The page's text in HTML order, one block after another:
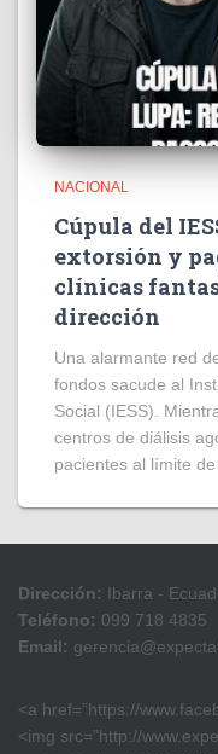
NACIONAL
Cúpula del
extorsión y
clínicas
dirección
​Una alarmante red
fondos sacude al
Social (IESS).
centros de diálisis
pacientes al límite de
Dirección: Ibarra -
Teléfono: 099 718 4835
Email:
<a href=”https://
<img src=”http://